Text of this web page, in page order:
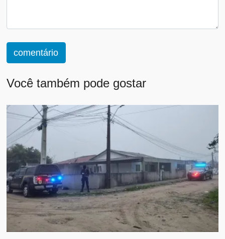
comentário
Você também pode gostar